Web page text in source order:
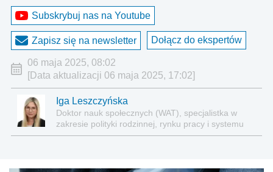
Subskrybuj nas na Youtube
Zapisz się na newsletter Dołącz do ekspertów
06 maja 2025, 08:02
[Data aktualizacji 06 maja 2025, 17:02]
Iga Leszczyńska
Doktor nauk społecznych (WAT), specjalistka w
zakresie polityki rodzinnej, rynku pracy i systemu
zabezpieczenia społecznego.